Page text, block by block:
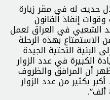
حديث له في مقر زيارة
إنفاذ القانون
الشعبي في العراق تعمل
الاستمتاع بهذه الرحلة
البنية التحتية الجيدة
الكبيرة في عدد الزوار
أن المرافق والظروف
بكثير من عدد الزوار